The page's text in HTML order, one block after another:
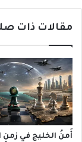
مقالات ذات
أَمنُ الخليج في زمنِ